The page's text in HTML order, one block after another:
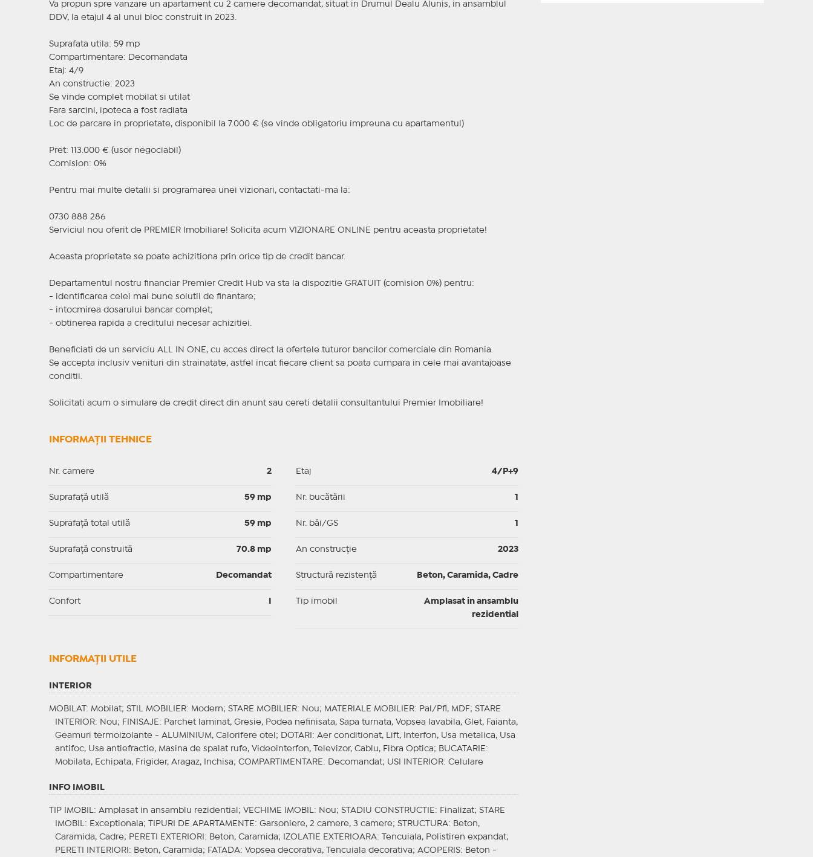
Va propun spre vanzare un apartament cu 2 camere decomandat, situat in Drumul Dealu Alunis, in ansamblul
DDV, la etajul 4 al unui bloc construit in 2023.
Suprafata utila: 59 mp
Compartimentare: Decomandata
Etaj: 4/9
An constructie: 2023
Se vinde complet mobilat si utilat
Fara sarcini, ipoteca a fost radiata
Loc de parcare in proprietate, disponibil la 7.000 € (se vinde obligatoriu impreuna cu apartamentul)
Pret: 113.000 € (usor negociabil)
Comision: 0%
Pentru mai multe detalii si programarea unei vizionari, contactati-ma la:
0730 888 286
Serviciul nou oferit de PREMIER Imobiliare! Solicita acum VIZIONARE ONLINE pentru aceasta proprietate!
Aceasta proprietate se poate achizitiona prin orice tip de credit bancar.
Departamentul nostru financiar Premier Credit Hub va sta la dispozitie GRATUIT (comision 0%) pentru:
- identificarea celei mai bune solutii de finantare;
- intocmirea dosarului bancar complet;
- obtinerea rapida a creditului necesar achizitiei.
Beneficiati de un serviciu ALL IN ONE, cu acces direct la ofertele tuturor bancilor comerciale din Romania.
Se accepta inclusiv venituri din strainatate, astfel incat fiecare client sa poata cumpara in cele mai avantajoase
conditii.
Solicitati acum o simulare de credit direct din anunt sau cereti detalii consultantului Premier Imobiliare!
INFORMAȚII TEHNICE
Nr. camere 2
Suprafaţă utilă 59 mp
Suprafaţă total utilă 59 mp
Suprafaţă construită 70.8 mp
Compartimentare Decomandat
Confort
Etaj 4/P+9
Nr. bucătării
Nr. băi/GS
An construcție 2023
Structură rezistență Beton, Caramida, Cadre
Tip imobil
Amplasat in ansamblu
rezidential
INFORMAŢII UTILE
INTERIOR
MOBILAT : Mobilat; STIL MOBILIER: Modern; STARE MOBILIER: Nou; MATERIALE MOBILIER: Pal/Pfl, MDF; STARE
INTERIOR: Nou; FINISAJE : Parchet laminat, Gresie, Podea nefinisata, Sapa turnata, Vopsea lavabila, Glet, Faianta,
Geamuri termoizolante - ALUMINIUM, Calorifere otel;
DOTARI : Aer conditionat, Lift, Interfon, Usa metalica, Usa
antifoc, Usa antiefractie, Masina de spalat rufe, Videointerfon, Televizor, Cablu, Fibra Optica; BUCATARIE :
Mobilata, Echipata, Frigider, Aragaz, Inchisa; COMPARTIMENTARE : Decomandat; USI INTERIOR: Celulare
INFO IMOBIL
TIP IMOBIL : Amplasat in ansamblu rezidential; VECHIME IMOBIL : Nou; STADIU CONSTRUCTIE : Finalizat; STARE
IMOBIL
: Exceptionala; TIPURI DE APARTAMENTE : Garsoniere, 2 camere, 3 camere; STRUCTURA: Beton,
Caramida, Cadre; PERETI EXTERIORI : Beton, Caramida; IZOLATIE EXTERIOARA: Tencuiala, Polistiren expandat;
PERETI INTERIORI : Beton, Caramida; FATADA: Vopsea decorativa, Tencuiala decorativa; ACOPERIS: Beton -